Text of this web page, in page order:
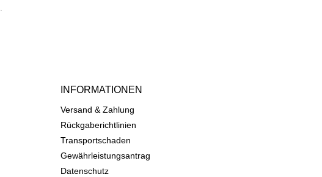
INFORMATIONEN
Versand & Zahlung
Rückgaberichtlinien
Transportschaden
Gewährleistungsantrag
Datenschutz